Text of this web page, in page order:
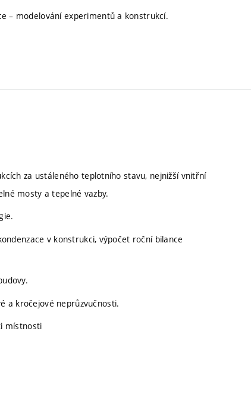
– modelování experimentů a konstrukcí.
za ustáleného teplotního stavu, nejnižší vnitřní
mosty a tepelné vazby.
v konstrukci, výpočet roční bilance
a kročejové neprůzvučnosti.
místnosti